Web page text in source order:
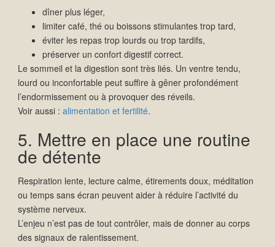
dîner plus léger,
limiter café, thé ou boissons stimulantes trop tard,
éviter les repas trop lourds ou trop tardifs,
préserver un confort digestif correct.
Le sommeil et la digestion sont très liés. Un ventre tendu,
lourd ou inconfortable peut suffire à gêner profondément
l’endormissement ou à provoquer des réveils.
Voir aussi : alimentation et fertilité.
5. Mettre en place une routine
de détente
Respiration lente, lecture calme, étirements doux, méditation
ou temps sans écran peuvent aider à réduire l’activité du
système nerveux.
L’enjeu n’est pas de tout contrôler, mais de donner au corps
des signaux de ralentissement.